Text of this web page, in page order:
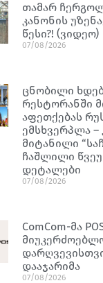
თამარ
კანონის
წესი?! (ვიდეო)
07/08/2026
ცნობილი
რესტორანში
აფეთქებას
ემსხვერპლა –
მიტანილი
ჩაშლილი
დეტალები
07/08/2026
ComCom-მა
დააჯარიმა
07/08/2026